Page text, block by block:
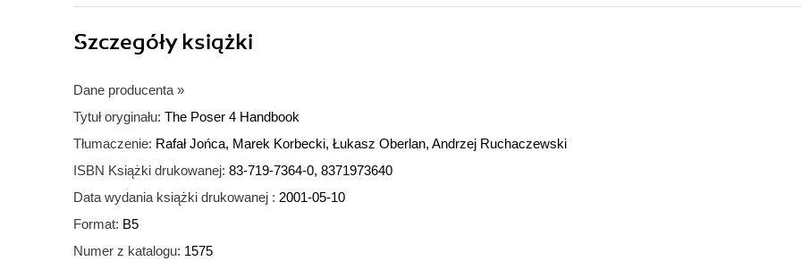
Szczegółyksiążki
Dane producenta »
Tytuł oryginału: The Poser 4 Handbook
Tłumaczenie: Rafał Jońca, Marek Korbecki, Łukasz Oberlan, Andrzej Ruchaczewski
ISBN Książki drukowanej: 83-719-7364-0, 8371973640
Data wydania książki drukowanej : 2001-05-10
Format: B5
Numer z katalogu: 1575